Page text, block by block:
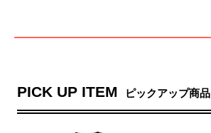
PICK UP ITEM ピックアップ商品